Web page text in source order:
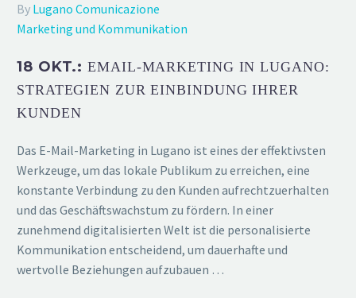
By Lugano Comunicazione
Marketing und Kommunikation
18 OKT.:EMAIL-MARKETING IN LUGANO:
STRATEGIEN ZUR EINBINDUNG IHRER
KUNDEN
Das E-Mail-Marketing in Lugano ist eines der effektivsten
Werkzeuge, um das lokale Publikum zu erreichen, eine
konstante Verbindung zu den Kunden aufrechtzuerhalten
und das Geschäftswachstum zu fördern. In einer
zunehmend digitalisierten Welt ist die personalisierte
Kommunikation entscheidend, um dauerhafte und
wertvolle Beziehungen aufzubauen …